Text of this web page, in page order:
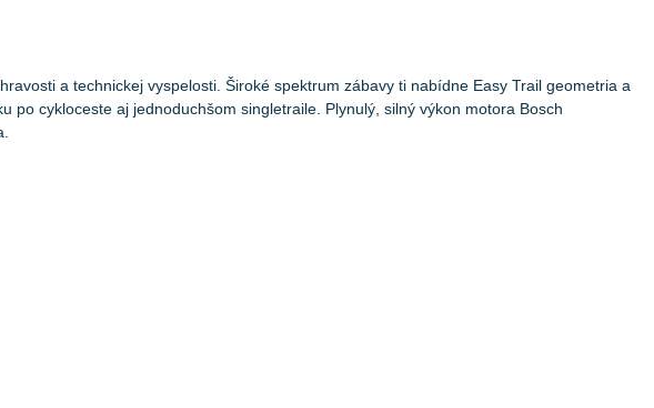
a technickej vyspelosti. Široké spektrum zábavy ti nabídne Easy Trail geometria a
po cykloceste aj jednoduchšom singletraile. Plynulý, silný výkon motora Bosch